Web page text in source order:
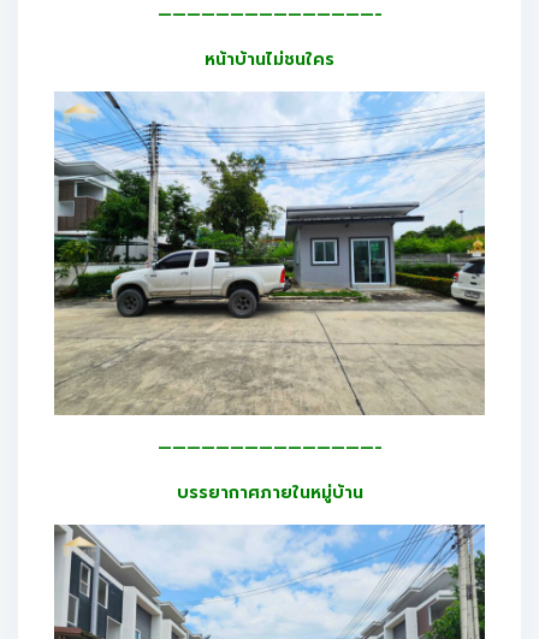
———————————————-
หน้าบ้านไม่ชนใคร
———————————————-
บรรยากาศภายในหมู่บ้าน